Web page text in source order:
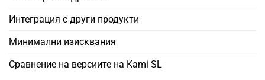
Интеграция с други продукти
Минимални изисквания
Сравнение на версиите на Kami SL